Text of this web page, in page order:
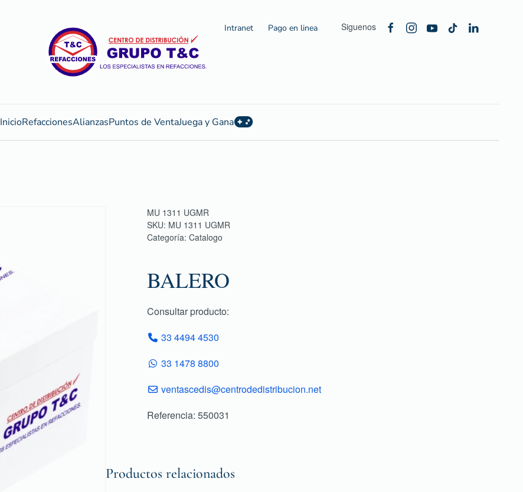
Intranet Pago en linea Siguenos
InicioRefaccionesAlianzasPuntos de VentaJuega y Gana
MU 1311 UGMR
SKU: MU 1311 UGMR
Categoría: Catalogo
BALERO
Consultar producto:
33 4494 4530
33 1478 8800
ventascedis@centrodedistribucion.net
Referencia: 550031
Productos relacionados